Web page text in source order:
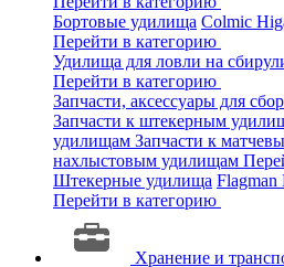
Бортовые удилища Colmic
Перейти в категорию
Удилища для ловли на
Перейти в категорию
Запчасти, аксессуары для
Запчасти к штекерным
удилищам Запчасти к
нахлыстовым удилищам
Штекерные удилища Flagman
Перейти в категорию
Хранение и